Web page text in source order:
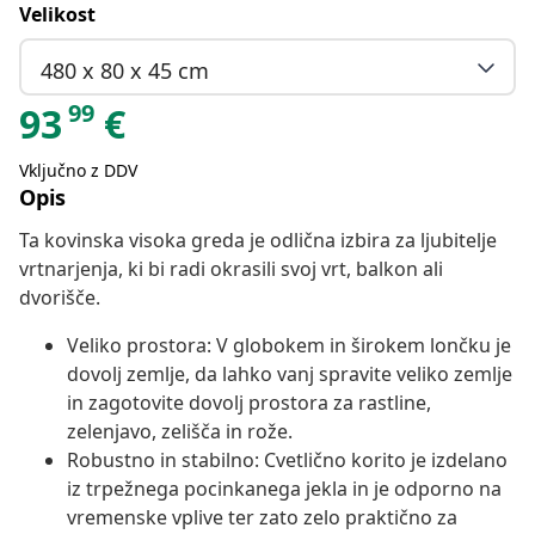
Velikost
480 x 80 x 45 cm
93 99 €
Vključno z DDV
Opis
Ta kovinska visoka greda je odlična izbira za ljubitelje
vrtnarjenja, ki bi radi okrasili svoj vrt, balkon ali
dvorišče.
Veliko prostora: V globokem in širokem lončku je
dovolj zemlje, da lahko vanj spravite veliko zemlje
in zagotovite dovolj prostora za rastline,
zelenjavo, zelišča in rože.
Robustno in stabilno: Cvetlično korito je izdelano
iz trpežnega pocinkanega jekla in je odporno na
vremenske vplive ter zato zelo praktično za